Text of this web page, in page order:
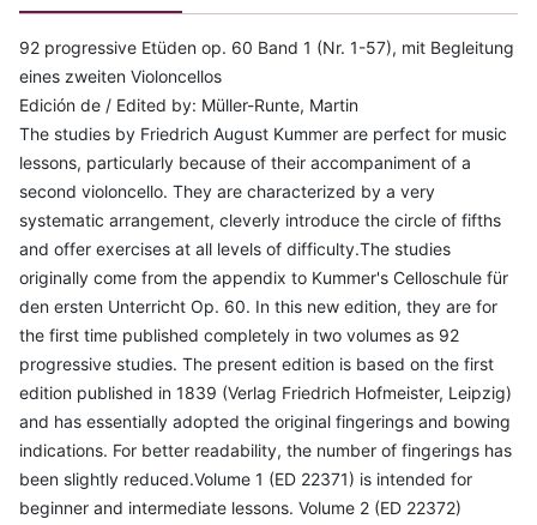
92 progressive Etüden op. 60 Band 1 (Nr. 1-57), mit Begleitung
eines zweiten Violoncellos
Edición de / Edited by: Müller-Runte, Martin
The studies by Friedrich August Kummer are perfect for music
lessons, particularly because of their accompaniment of a
second violoncello. They are characterized by a very
systematic arrangement, cleverly introduce the circle of fifths
and offer exercises at all levels of difficulty.The studies
originally come from the appendix to Kummer's Celloschule für
den ersten Unterricht Op. 60. In this new edition, they are for
the first time published completely in two volumes as 92
progressive studies. The present edition is based on the first
edition published in 1839 (Verlag Friedrich Hofmeister, Leipzig)
and has essentially adopted the original fingerings and bowing
indications. For better readability, the number of fingerings has
been slightly reduced.Volume 1 (ED 22371) is intended for
beginner and intermediate lessons. Volume 2 (ED 22372)